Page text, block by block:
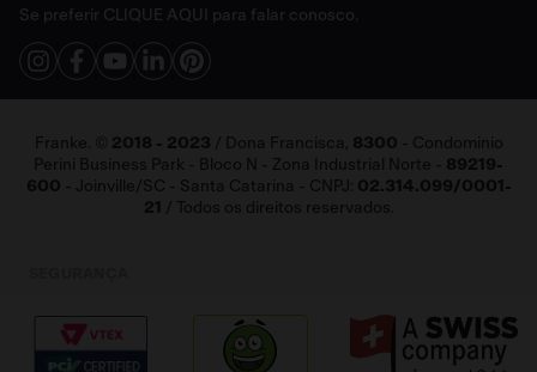
Vendas Corporativas
Fale Conosco
Se preferir CLIQUE AQUI para falar conosco.
Franke. © 2018 - 2023 / Dona Francisca, 8300 - Condominio
Perini Business Park - Bloco N - Zona Industrial Norte -
89219-
600 - Joinville/SC - Santa Catarina - CNPJ: 02.314.099/0001-
21 / Todos os direitos reservados.